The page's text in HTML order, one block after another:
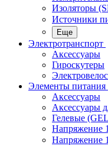
Изоляторы
Источники
Еще
Электротранспорт
Аксессуары
Гироскутеры
Элементы питания
Аксессуары
Аксессуары
Гелевые
Напряжение
Напряжение